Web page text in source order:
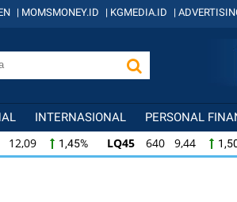
| MOMSMONEY.ID | KGMEDIA.ID |
INTERNASIONAL PERSONAL
12,09 1,45% LQ45 640 9,44
12,09 1,45% LQ45 640 9,44